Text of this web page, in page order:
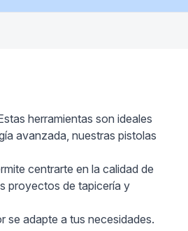
herramientas son ideales
avanzada, nuestras pistolas
centrarte en la calidad de
proyectos de tapicería y
se adapte a tus necesidades.